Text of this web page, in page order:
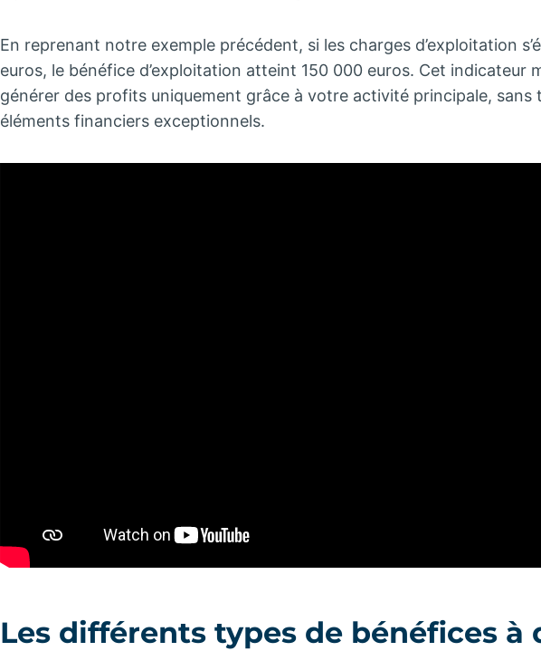
En reprenant notre exemple précédent, si les charges d’exploitation
euros, le bénéfice d’exploitation atteint 150 000 euros. Cet indicateur
générer des profits uniquement grâce à votre activité principale, sans
éléments financiers exceptionnels.
Les différents types de bénéfices à